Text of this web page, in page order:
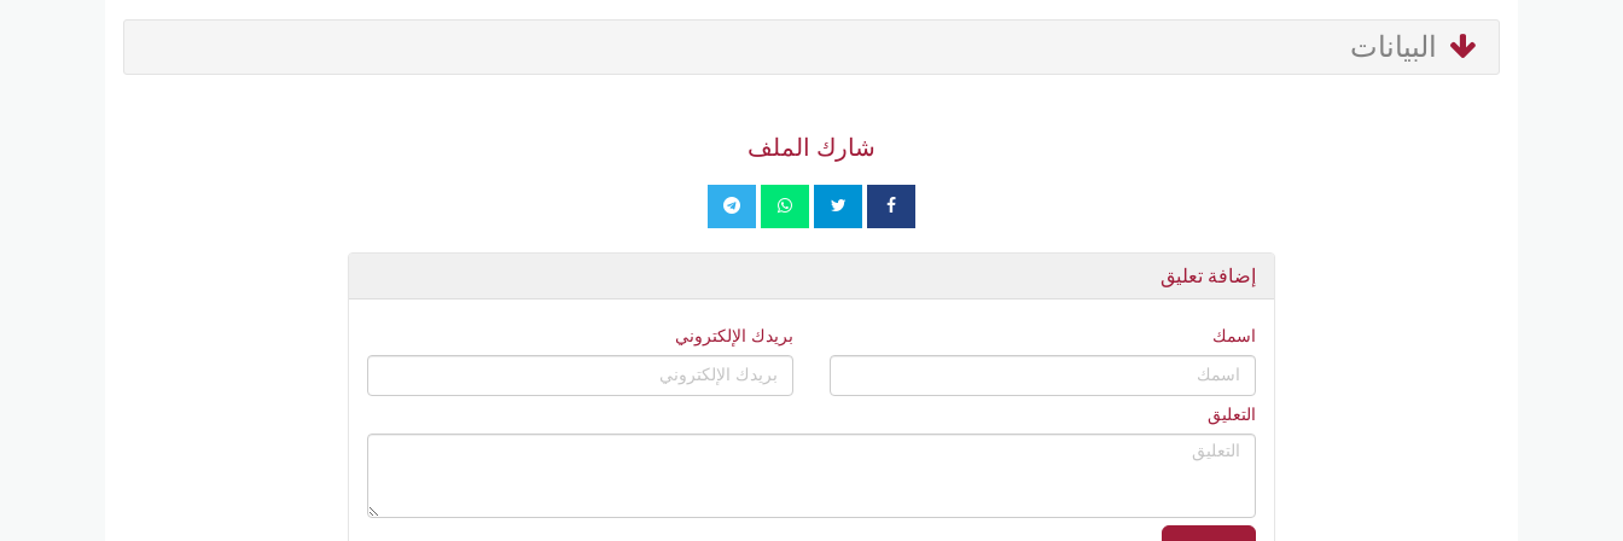
البيانات
شارك الملف
إضافة تعليق
اسمك بريدك الإلكتروني
التعليق